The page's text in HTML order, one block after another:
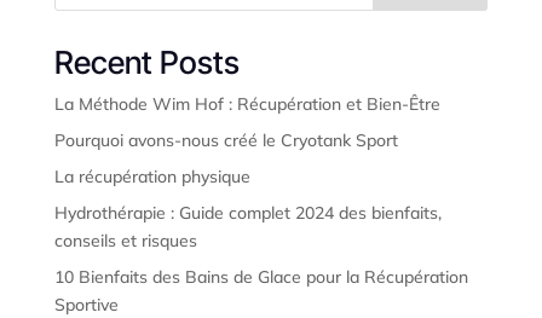
Recent Posts
La Méthode Wim Hof : Récupération et Bien-Être
Pourquoi avons-nous créé le Cryotank Sport
La récupération physique
Hydrothérapie : Guide complet 2024 des bienfaits,
conseils et risques
10 Bienfaits des Bains de Glace pour la Récupération
Sportive